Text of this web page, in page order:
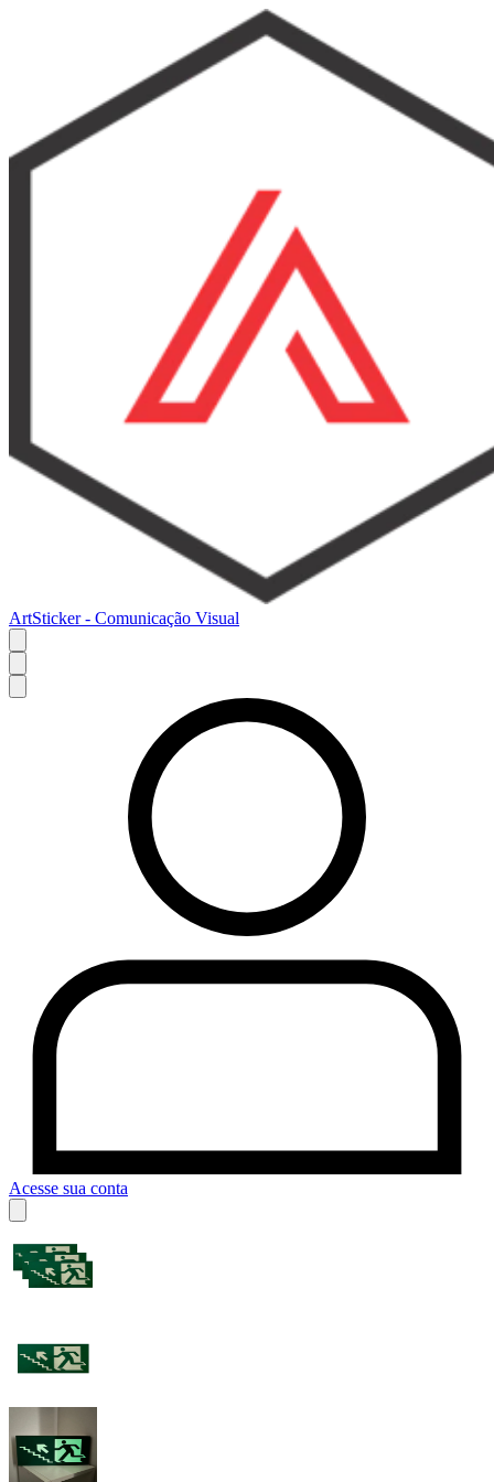
ArtSticker - Comunicação Visual
Acesse sua conta